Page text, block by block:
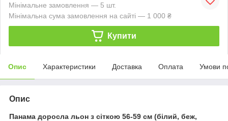
Мінімальне замовлення — 5 шт.
Мінімальна сума замовлення на сайті — 1 000 ₴
Купити
Опис Характеристики Доставка Оплата Умови
Опис
Панама доросла льон з сіткою 56-59 см (білий, беж,